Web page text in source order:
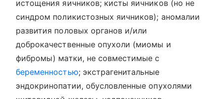
истощения яичников; кисты яичников (но не
синдром поликистозных яичников); аномалии
развития половых органов и/или
доброкачественные опухоли (миомы и
фибромы) матки, не совместимые с
беременностью; экстрагенитальные
эндокринопатии, обусловленные опухолями